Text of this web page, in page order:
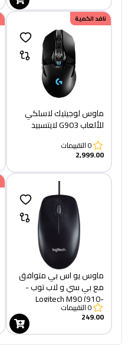
نافد الكمية
ماوس لوجيتيك لاسلكي
للألعاب G903 لايتسبيد
0التقييمات
2,999.00
ماوس يو اس بي متوافق
مع بي سي و لاب توب -
Logitech M90 (910-
001793)
0التقييمات
249.00